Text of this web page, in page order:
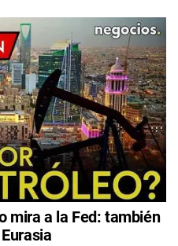
mira a la Fed: también